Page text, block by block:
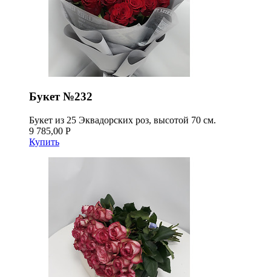
Букет №232
Букет из 25 Эквадорских роз, высотой 70 см.
9 785,00 Р
Купить